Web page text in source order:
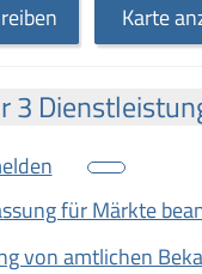
Karte
3
für Märkte
von amtlichen